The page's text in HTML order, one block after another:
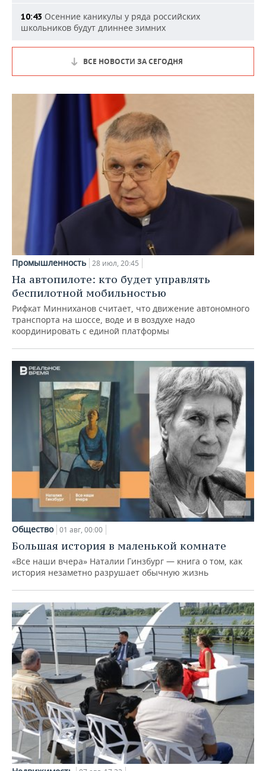
10:43 Осенние каникулы у ряда российских
школьников будут длиннее зимних
ВСЕ НОВОСТИ ЗА СЕГОДНЯ
Промышленность 28 июл, 20:45
На автопилоте: кто будет управлять
беспилотной мобильностью
Рифкат Минниханов считает, что движение автономного
транспорта на шоссе, воде и в воздухе надо
координировать с единой платформы
Общество 01 авг, 00:00
Большая история в маленькой комнате
«Все наши вчера» Наталии Гинзбург — книга о том, как
история незаметно разрушает обычную жизнь